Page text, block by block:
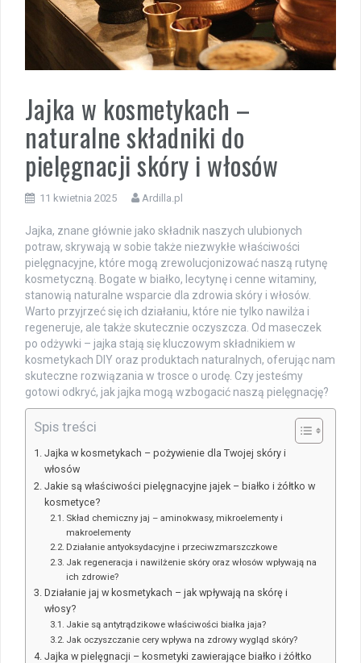
Jajka w kosmetykach –
naturalne składniki do
pielęgnacji skóry i włosów
11 kwietnia 2025 Ardilla.pl
Jajka, znane głównie jako składnik naszych ulubionych
potraw, skrywają w sobie także niezwykłe właściwości
pielęgnacyjne, które mogą zrewolucjonizować naszą rutynę
kosmetyczną. Bogate w białko, lecytynę i cenne witaminy,
stanowią naturalne wsparcie dla zdrowia skóry i włosów.
Warto przyjrzeć się ich działaniu, które nie tylko nawilża i
regeneruje, ale także skutecznie oczyszcza. Od maseczek
po odżywki – jajka stają się kluczowym składnikiem w
kosmetykach DIY oraz produktach naturalnych, oferując nam
skuteczne rozwiązania w trosce o urodę. Czy jesteśmy
gotowi odkryć, jak jajka mogą wzbogacić naszą pielęgnację?
Spis treści
Jajka w kosmetykach – pożywienie dla Twojej skóry i
włosów
Jakie są właściwości pielęgnacyjne jajek – białko i żółtko w
kosmetyce?
Skład chemiczny jaj – aminokwasy, mikroelementy i
makroelementy
Działanie antyoksydacyjne i przeciwzmarszczkowe
Jak regeneracja i nawilżenie skóry oraz włosów wpływają na
ich zdrowie?
Działanie jaj w kosmetykach – jak wpływają na skórę i
włosy?
Jakie są antytrądzikowe właściwości białka jaja?
Jak oczyszczanie cery wpływa na zdrowy wygląd skóry?
Jajka w pielęgnacji – kosmetyki zawierające białko i żółtko